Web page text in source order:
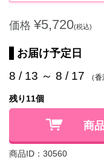
価格 ¥5,720(税込)
お届け予定日
8 / 13 ～ 8 / 17 （
残り11個
商
商品ID：30560